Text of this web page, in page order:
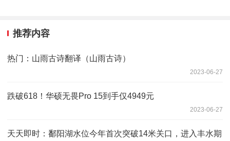
推荐内容
热门：山雨古诗翻译（山雨古诗）
2023-06-27
跌破618！华硕无畏Pro 15到手仅4949元
2023-06-27
天天即时：鄱阳湖水位今年首次突破14米关口，进入丰水期